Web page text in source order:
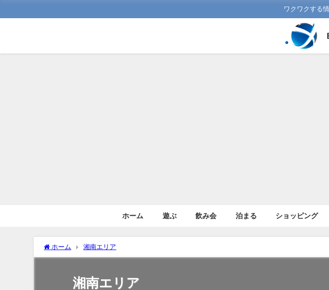
ワクワクする
ホーム 遊ぶ 飲み会 泊まる ショッピング
ホーム 湘南エリア
湘南エリア